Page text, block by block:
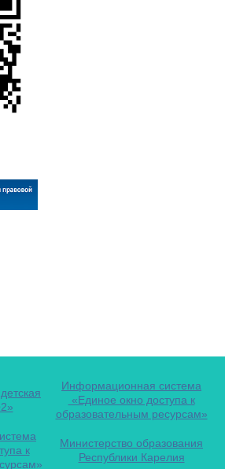
Информационная система
«Единое окно доступа к
образовательным ресурсам»
к
Министерство образования
Республики Карелия